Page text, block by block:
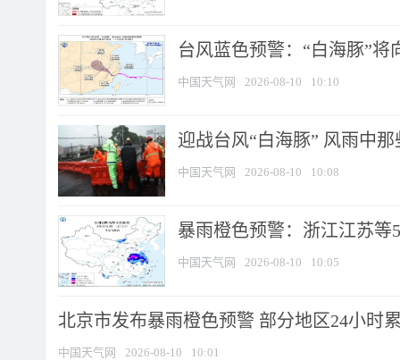
台风蓝色预警：“白海豚”
中国天气网 2026-08-10 10:10
迎战台风“白海豚” 风雨中
中国天气网 2026-08-10 10:08
暴雨橙色预警：浙江江苏等
中国天气网 2026-08-10 10:05
北京市发布暴雨橙色预警 部分地区24小时
中国天气网 2026-08-10 10:01